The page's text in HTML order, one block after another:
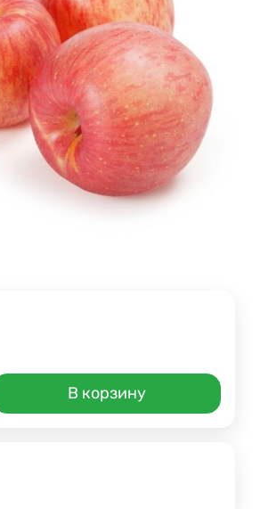
В корзину